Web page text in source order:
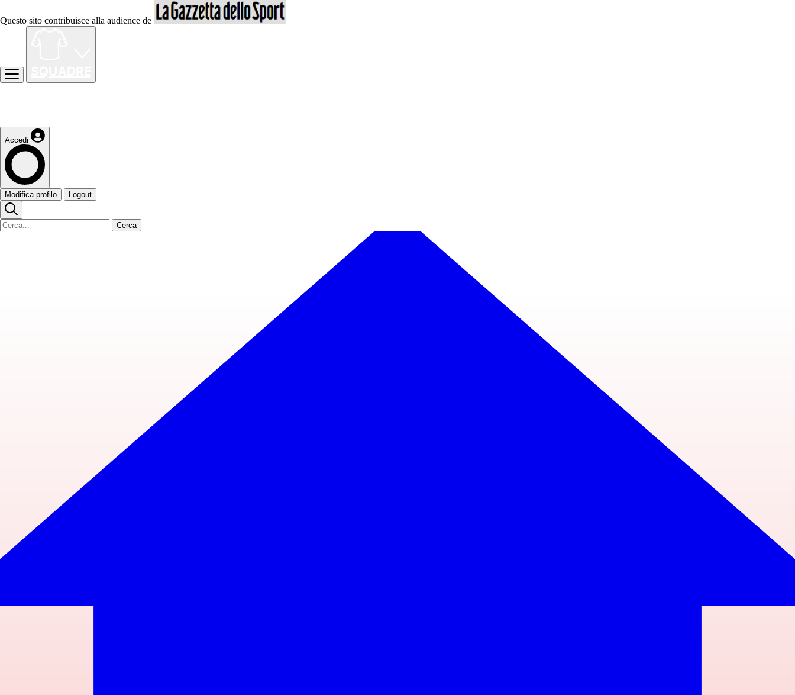
Questo sito contribuisce alla audience de
Accedi
Modifica profilo Logout
Cerca